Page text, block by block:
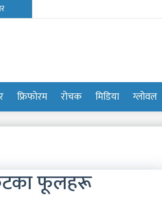
फ्रिफोरम रोचक मिडिया ग्लोवल
फूलहरू